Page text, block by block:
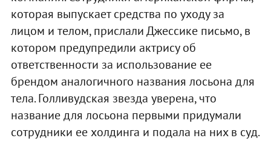
которая выпускает средства по уходу за
лицом и телом, прислали Джессике письмо, в
котором предупредили актрису об
ответственности за использование ее
брендом аналогичного названия лосьона для
тела. Голливудская звезда уверена, что
название для лосьона первыми придумали
сотрудники ее холдинга и подала на них в суд.